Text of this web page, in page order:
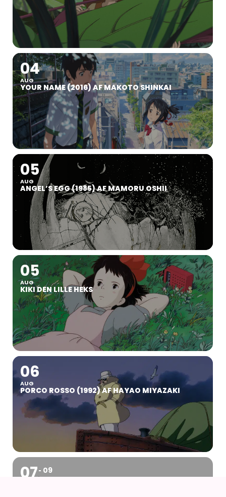
04
AUG
YOUR NAME (2016) AF MAKOTO SHINKAI
05
AUG
ANGEL’S EGG (1985) AF MAMORU OSHII
05
AUG
KIKI DEN LILLE HEKS
06
AUG
PORCO ROSSO (1992) AF HAYAO MIYAZAKI
07 09